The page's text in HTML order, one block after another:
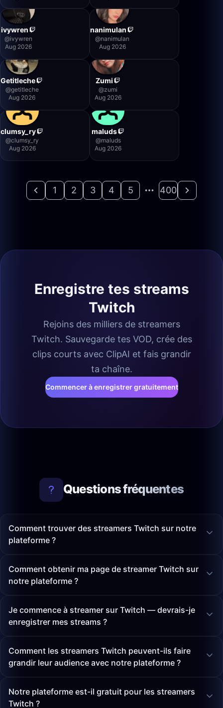
ivywren
@ivywren
Aug 2026
nanimulan
@nanimulan
Aug 2026
Getitleche
@getitleche
Aug 2026
Zumi
@zumi
Aug 2026
clumsy_ry
@clumsy_ry
Aug 2026
maluds
@maluds
Aug 2026
1 2 3 4 5 400
Enregistre tes streams
Twitch
Rejoins des milliers de streamers
Twitch. Sauvegarde tes VOD, crée des
clips courts avec ClipAI et fais grandir
ta chaîne.
Commencer à enregistrer gratuitement
Questions fréquentes
Comment trouver des streamers Twitch sur notre
plateforme ?
Comment obtenir ma page de streamer Twitch sur
notre plateforme ?
Je commence à streamer sur Twitch — devrais-je
enregistrer mes streams ?
Comment les streamers Twitch peuvent-ils faire
grandir leur audience avec notre plateforme ?
Notre plateforme est-il gratuit pour les streamers
Twitch ?